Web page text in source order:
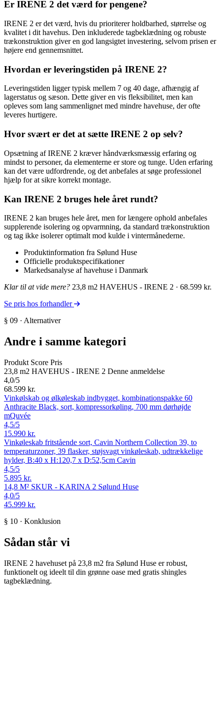
Er IRENE 2 det værd for pengene?
IRENE 2 er det værd, hvis du prioriterer holdbarhed, størrelse og
kvalitet i dit havehus. Den inkluderede tagbeklædning og robuste
trækonstruktion giver en god langsigtet investering, selvom prisen er
højere end gennemsnittet.
Hvordan er leveringstiden på IRENE 2?
Leveringstiden ligger typisk mellem 7 og 40 dage, afhængig af
lagerstatus og sæson. Dette giver en vis fleksibilitet, men kan
opleves som lang sammenlignet med mindre havehuse, der ofte
leveres hurtigere.
Hvor svært er det at sætte IRENE 2 op selv?
Opsætning af IRENE 2 kræver håndværksmæssig erfaring og
mindst to personer, da elementerne er store og tunge. Uden erfaring
kan det være udfordrende, og det anbefales at søge professionel
hjælp for at sikre korrekt montage.
Kan IRENE 2 bruges hele året rundt?
IRENE 2 kan bruges hele året, men for længere ophold anbefales
supplerende isolering og opvarmning, da standard trækonstruktion
og tag ikke isolerer optimalt mod kulde i vintermånederne.
Produktinformation fra Sølund Huse
Officielle produktspecifikationer
Markedsanalyse af havehuse i Danmark
Klar til at vide mere? 23,8 m2 HAVEHUS - IRENE 2 · 68.599 kr.
Se pris hos forhandler
§ 09 · Alternativer
Andre i samme kategori
Produkt Score Pris
23,8 m2 HAVEHUS - IRENE 2 Denne anmeldelse
4,0/5
68.599 kr.
Vinkølskab og ølkøleskab indbygget, kombinationspakke 60
Anthracite Black, sort, kompressorkøling, 700 mm dørhøjde
mQuvée
4,5/5
15.990 kr.
Vinkøleskab fritstående sort, Cavin Northern Collection 39, to
temperaturzoner, 39 flasker, støjsvagt vinkøleskab, udtrækkelige
hylder, B:40 x H:120,7 x D:52,5cm Cavin
4,5/5
5.895 kr.
14,8 M² SKUR - KARINA 2 Sølund Huse
4,0/5
45.999 kr.
§ 10 · Konklusion
Sådan står vi
IRENE 2 havehuset på 23,8 m2 fra Sølund Huse er robust,
funktionelt og ideelt til din grønne oase med gratis shingles
tagbeklædning.